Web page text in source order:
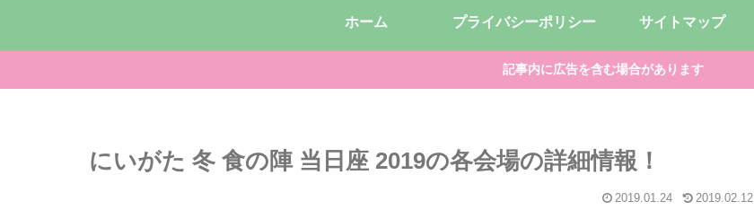
ホーム プライバシーポリシー サイトマップ
記事内に広告を含む場合があります
にいがた 冬 食の陣 当日座 2019の各会場の詳細情報！
2019.01.24 2019.02.12